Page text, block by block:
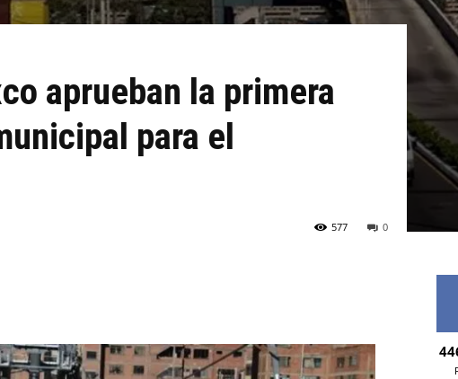
aprueban la primera
para el
0
577